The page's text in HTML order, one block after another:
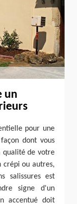
un
pour une
dont vous
qualité de votre
crépi ou autres,
salissures est
signe d'un
accentué doit